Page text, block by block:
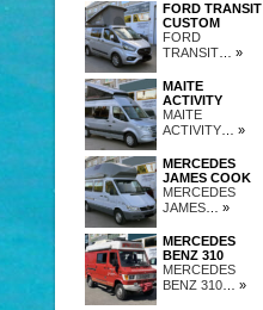
FORD TRANSIT
CUSTOM
FORD
TRANSIT … »
MAITE
ACTIVITY
MAITE
ACTIVITY … »
MERCEDES
JAMES COOK
MERCEDES
JAMES … »
MERCEDES
BENZ 310
MERCEDES
BENZ 310 … »